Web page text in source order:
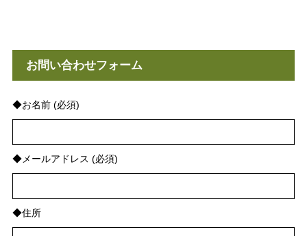
お問い合わせフォーム
◆お名前 (必須)
◆メールアドレス (必須)
◆住所